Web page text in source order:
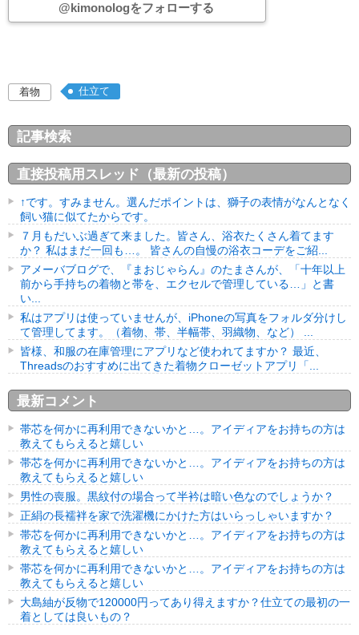
@kimonologをフォローする
着物 仕立て
記事検索
直接投稿用スレッド（最新の投稿）
↑です。すみません。選んだポイントは、獅子の表情がなんとなく
飼い猫に似てたからです。
７月もだいぶ過ぎて来ました。皆さん、浴衣たくさん着てます
か？ 私はまだ一回も…。 皆さんの自慢の浴衣コーデをご紹...
アメーバブログで、『まおじゃらん』のたまさんが、「十年以上
前から手持ちの着物と帯を、エクセルで管理している…」と書
い...
私はアプリは使っていませんが、iPhoneの写真をフォルダ分けし
て管理してます。（着物、帯、半幅帯、羽織物、など） ...
皆様、和服の在庫管理にアプリなど使われてますか？ 最近、
Threadsのおすすめに出てきた着物クローゼットアプリ「...
最新コメント
帯芯を何かに再利用できないかと…。アイディアをお持ちの方は
教えてもらえると嬉しい
帯芯を何かに再利用できないかと…。アイディアをお持ちの方は
教えてもらえると嬉しい
男性の喪服。黒紋付の場合って半衿は暗い色なのでしょうか？
正絹の長襦袢を家で洗濯機にかけた方はいらっしゃいますか？
帯芯を何かに再利用できないかと…。アイディアをお持ちの方は
教えてもらえると嬉しい
帯芯を何かに再利用できないかと…。アイディアをお持ちの方は
教えてもらえると嬉しい
大島紬が反物で120000円ってあり得えますか？仕立ての最初の一
着としては良いもの？